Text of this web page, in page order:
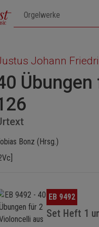
Johann
Bonz (Hrsg.)
überspringen
EB 9492
Set Heft 1